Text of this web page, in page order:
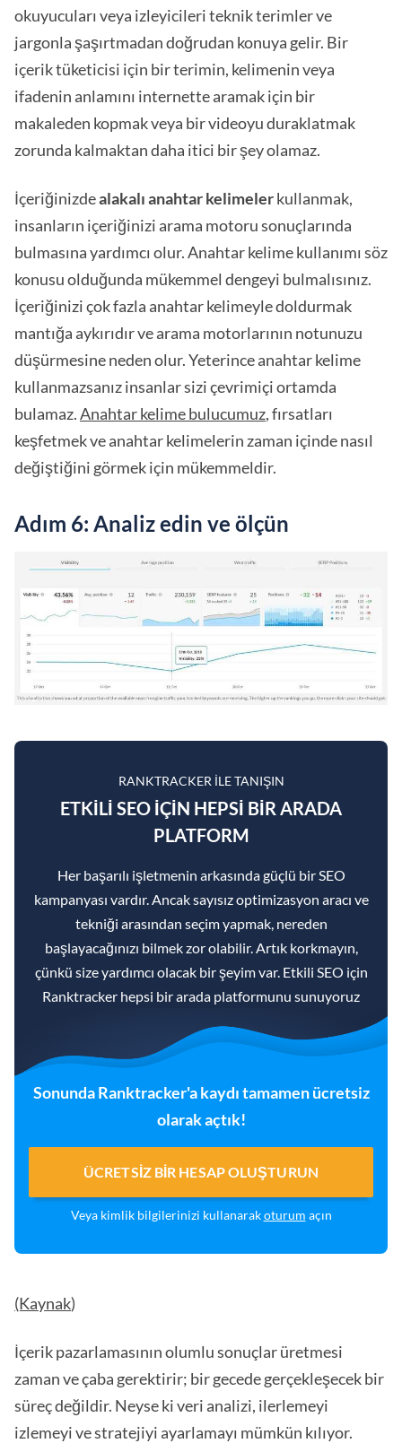
okuyucuları veya izleyicileri teknik terimler ve
jargonla şaşırtmadan doğrudan konuya gelir. Bir
içerik tüketicisi için bir terimin, kelimenin veya
ifadenin anlamını internette aramak için bir
makaleden kopmak veya bir videoyu duraklatmak
zorunda kalmaktan daha itici bir şey olamaz.
İçeriğinizdealakalı anahtar kelimelerkullanmak,
insanların içeriğinizi arama motoru sonuçlarında
bulmasına yardımcı olur. Anahtar kelime kullanımı söz
konusu olduğunda mükemmel dengeyi bulmalısınız.
İçeriğinizi çok fazla anahtar kelimeyle doldurmak
mantığa aykırıdır ve arama motorlarının notunuzu
düşürmesine neden olur. Yeterince anahtar kelime
kullanmazsanız insanlar sizi çevrimiçi ortamda
bulamaz.Anahtar kelime bulucumuz, fırsatları
keşfetmek ve anahtar kelimelerin zaman içinde nasıl
değiştiğini görmek için mükemmeldir.
Adım 6: Analiz edin ve ölçün
RANKTRACKER ILE TANIŞIN
ETKILI SEO IÇIN HEPSI BIR ARADA
PLATFORM
Her başarılı işletmenin arkasında güçlü bir SEO
kampanyası vardır. Ancak sayısız optimizasyon aracı ve
tekniği arasından seçim yapmak, nereden
başlayacağınızı bilmek zor olabilir. Artık korkmayın,
çünkü size yardımcı olacak bir şeyim var. Etkili SEO için
Ranktracker hepsi bir arada platformunu sunuyoruz
Sonunda Ranktracker'a kaydı tamamen ücretsiz
olarak açtık!
ÜCRETSIZ BIR HESAP OLUŞTURUN
Veya kimlik bilgilerinizi kullanarakoturum açın
(Kaynak)
İçerik pazarlamasının olumlu sonuçlar üretmesi
zaman ve çaba gerektirir; bir gecede gerçekleşecek bir
süreç değildir. Neyse ki veri analizi, ilerlemeyi
izlemeyi ve stratejiyi ayarlamayı mümkün kılıyor.